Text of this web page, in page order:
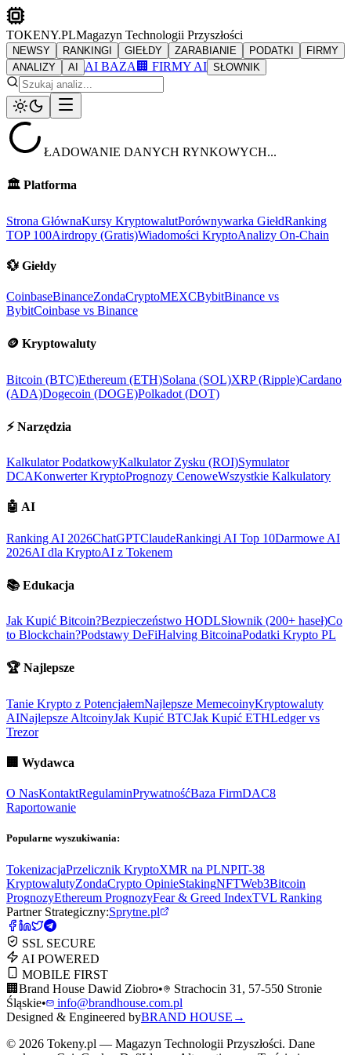
TOKENY.PLMagazyn Technologii Przyszłości
NEWSY RANKINGI GIEŁDY ZARABIANIE PODATKI
FIRMY
ANALIZY
AI AI BAZA 🏢 FIRMY AI SŁOWNIK
ŁADOWANIE DANYCH RYNKOWYCH...
🏛️ Platforma
Strona GłównaKursy KryptowalutPorównywarka GiełdRanking
TOP 100Airdropy (Gratis)Wiadomości KryptoAnalizy On-Chain
💱 Giełdy
CoinbaseBinanceZondaCryptoMEXCBybitBinance vs
BybitCoinbase vs Binance
🪙 Kryptowaluty
Bitcoin (BTC)Ethereum (ETH)Solana (SOL)XRP (Ripple)Cardano
(ADA)Dogecoin (DOGE)Polkadot (DOT)
⚡ Narzędzia
Kalkulator PodatkowyKalkulator Zysku (ROI)Symulator
DCAKonwerter KryptoPrognozy CenoweWszystkie Kalkulatory
🤖 AI
Ranking AI 2026ChatGPTClaudeRankingi AI Top 10Darmowe AI
2026AI dla KryptoAI z Tokenem
📚 Edukacja
Jak Kupić Bitcoin?Bezpieczeństwo HODLSłownik (200+ haseł)Co
to Blockchain?Podstawy DeFiHalving BitcoinaPodatki Krypto PL
🏆 Najlepsze
Tanie Krypto z PotencjałemNajlepsze MemecoinyKryptowaluty
AINajlepsze AltcoinyJak Kupić BTCJak Kupić ETHLedger vs
Trezor
🏢 Wydawca
O NasKontaktRegulaminPrywatnośćBaza FirmDAC8
Raportowanie
Popularne wyszukiwania:
TokenizacjaPrzelicznik KryptoXMR na PLNPIT-38
KryptowalutyZondaCrypto OpinieStakingNFTWeb3Bitcoin
PrognozyEthereum PrognozyFear & Greed IndexTVL Ranking
Partner Strategiczny:Sprytne.pl
SSL SECURE
AI POWERED
MOBILE FIRST
🏢 Brand House Dawid Ziobro•
Strachocin 31, 57-550 Stronie
Śląskie•
info@brandhouse.com.pl
Designed & Engineered byBRAND HOUSE →
© 2026 Tokeny.pl — Magazyn Technologii Przyszłości. Dane